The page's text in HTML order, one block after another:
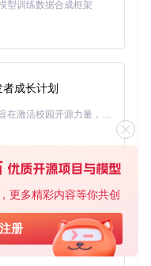
更多精彩内容等你共创
册
适配器模式适配不同数
┌─────────────┐
│────>│ 数据缓存系统 │
└──────┬──────┘
│
┌──────▼──────┐
型训练数据合成框架
成长计划
「源启盛夏」暑期校园开发者成长计划旨在激活校园开源力量，通过积分激励、认证扶持、资源倾斜等形式，引导高校组织和开发者完成「入驻 — 建项目 — 做贡献 — 获认证 — 得资源」的完整闭环。无论你是想带领社团入驻平台的组织者，还是希望用代码贡献证明自己的开发者，都能在这里找到属于你的成长路径。
基于Python的Xiaozhi AI，适用于想要完整Xiaozhi体验而无需拥有专用硬件的用户。